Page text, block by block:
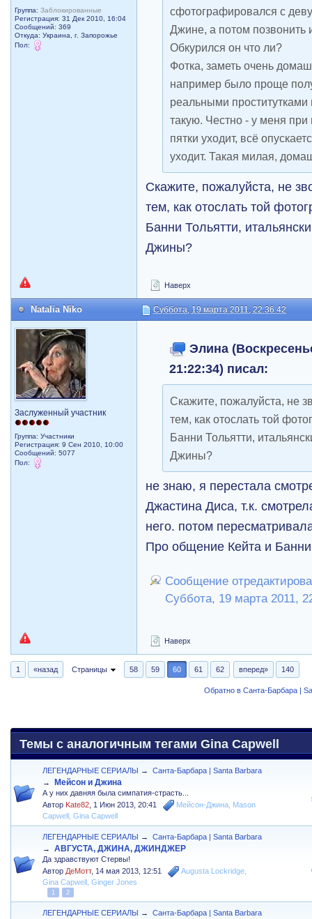
Группа:Заблокированные
Регистрация: 31 Дек 2010, 16:04
Сообщений: 369
Откуда: Украина, г. Запорожье
Пол:
сфотографировался с
Джине, а потом позвонить
Обкурился он что ли?
Фотка, заметь очень
например было проще
реальными
такую. Честно - у меня
пятки уходит, всё
уходит. Такая милая,
Скажите, пожалуйста, не
тем, как отослать той
Банни Тольятти,
Джины?
Наверх
Natalia Niko Суббота, 19 марта 2011, 22:36:42
Заслуженный участник
Группа: Участники
Регистрация: 9 Сен 2010, 10:00
Сообщений: 5077
Пол:
Элина
21:22:34) писал:
Скажите, пожалуйста, не
тем, как отослать той
Банни Тольятти,
Джины?
не знаю, я перестала
Джастина Диса, т.к.
него. потом
Про общение Кейта и
Сообщение
Суббота, 19 марта 2011,
Наверх
1 «назад Страницы 58 59 60 61 62 вперед» 140
Обратно в Санта-Барбара |
Темы с аналогичным тегами Gina Capwell
ЛЕГЕНДАРНЫЕ СЕРИАЛЫ →
Санта-Барбара | Santa Barbara
→
Мейсон и Джина
А у них давняя была симпатия-страсть...
Автор Kate82 1 Июн 2013, 20:41 Мейсон-Джина Mason
Capwell ,Gina Capwell
ЛЕГЕНДАРНЫЕ СЕРИАЛЫ →
Санта-Барбара | Santa Barbara
→
АВГУСТА, ДЖИНА, ДЖИНДЖЕР
Да здравствуют Стервы!
Автор ДеМотт, 14 мая 2013, 12:51 Augusta Lockridge
Gina Capwell ,Ginger Jones
1 2
ЛЕГЕНДАРНЫЕ СЕРИАЛЫ →
Санта-Барбара | Santa Barbara